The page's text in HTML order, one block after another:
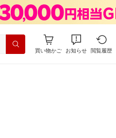
買い物かご お知らせ 閲覧履歴